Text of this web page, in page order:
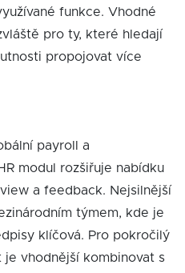
funkce. Vhodné
pro ty, které hledají
propojovat více
payroll a
modul rozšiřuje nabídku
a feedback. Nejsilnější
týmem, kde je
klíčová. Pro pokročilý
vhodnější kombinovat s